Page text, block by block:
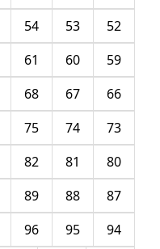
52
53
54
59
60
61
66
67
68
73
74
75
80
81
82
87
88
89
94
95
96